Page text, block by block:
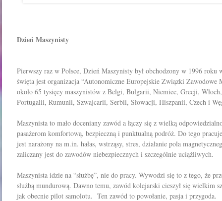
Dzień Maszynisty
Pierwszy raz w Polsce, Dzień Maszynisty był obchodzony w 1996 roku
święta jest organizacja “Autonomiczne Europejskie Związki Zawodowe
około 65 tysięcy maszynistów z Belgi, Bułgarii, Niemiec, Grecji,
Portugalii, Rumunii, Szwajcarii, Serbii, Słowacji, Hiszpanii, Czech i
Maszynista to mało doceniany zawód a łączy się z wielką
pasażerom komfortową, bezpieczną i punktualną podróż. Do tego
jest narażony na m.in. hałas, wstrząsy, stres, działanie pola
zaliczany jest do zawodów niebezpiecznych i szczególnie uciążliwych.
Maszynista idzie na “służbę”, nie do pracy. Wywodzi się to z tego, że
służbą mundurową. Dawno temu, zawód kolejarski cieszył się wielkim
jak obecnie pilot samolotu. Ten zawód to powołanie, pasja i przygoda.